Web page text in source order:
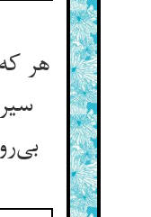
هر